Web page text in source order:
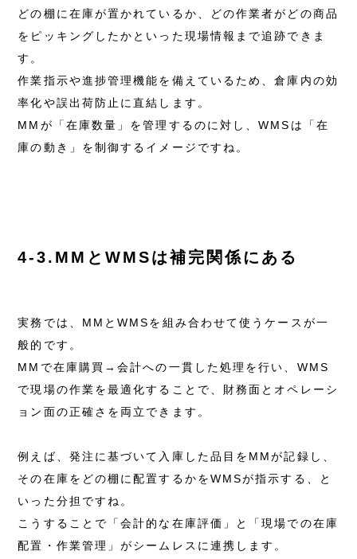
どの棚に在庫が置かれているか、どの作業者がどの商品
をピッキングしたかといった現場情報まで追跡できま
す。
作業指示や進捗管理機能を備えているため、倉庫内の効
率化や誤出荷防止に直結します。
MMが「在庫数量」を管理するのに対し、WMSは「在
庫の動き」を制御するイメージですね。
4-3.MMとWMSは補完関係にある
実務では、MMとWMSを組み合わせて使うケースが一
般的です。
MMで在庫購買→会計への一貫した処理を行い、WMS
で現場の作業を最適化することで、財務面とオペレーシ
ョン面の正確さを両立できます。
例えば、発注に基づいて入庫した品目をMMが記録し、
その在庫をどの棚に配置するかをWMSが指示する、と
いった分担ですね。
こうすることで「会計的な在庫評価」と「現場での在庫
配置・作業管理」がシームレスに連携します。